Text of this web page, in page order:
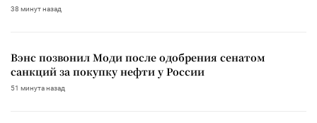
38 минут назад
Вэнс позвонил Моди после одобрения сенатом
санкций за покупку нефти у России
51 минута назад